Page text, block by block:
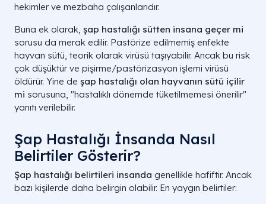
hekimler ve mezbaha çalışanlarıdır.
Buna ek olarak, şap hastalığı sütten insana geçer mi
sorusu da merak edilir. Pastörize edilmemiş enfekte
hayvan sütü, teorik olarak virüsü taşıyabilir. Ancak bu risk
çok düşüktür ve pişirme/pastörizasyon işlemi virüsü
öldürür. Yine de şap hastalığı olan hayvanın sütü içilir
mi sorusuna, "hastalıklı dönemde tüketilmemesi önerilir"
yanıtı verilebilir.
Şap Hastalığı İnsanda Nasıl
Belirtiler Gösterir?
Şap hastalığı belirtileri insanda genellikle hafiftir. Ancak
bazı kişilerde daha belirgin olabilir. En yaygın belirtiler: